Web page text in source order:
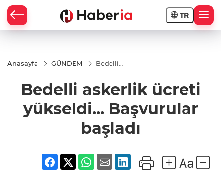
TR
Anasayfa GÜNDEM
Bedelli
yükseldi...
Başvurular
başladı
Bedelli askerlik ücreti
yükseldi... Başvurular
başladı